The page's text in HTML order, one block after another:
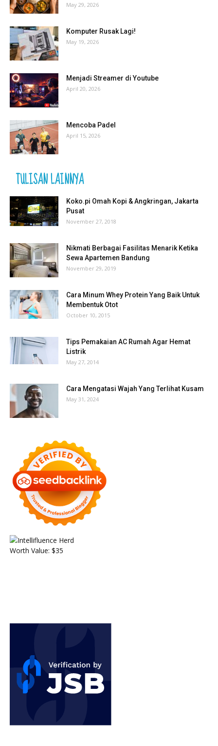
May 29, 2026
Komputer Rusak Lagi!
May 19, 2026
Menjadi Streamer di Youtube
April 20, 2026
Mencoba Padel
April 15, 2026
TULISAN LAINNYA
Koko.pi Omah Kopi & Angkringan, Jakarta
Pusat
November 27, 2018
Nikmati Berbagai Fasilitas Menarik Ketika
Sewa Apartemen Bandung
November 29, 2019
Cara Minum Whey Protein Yang Baik Untuk
Membentuk Otot
October 10, 2015
Tips Pemakaian AC Rumah Agar Hemat
Listrik
May 27, 2014
Cara Mengatasi Wajah Yang Terlihat Kusam
May 31, 2024